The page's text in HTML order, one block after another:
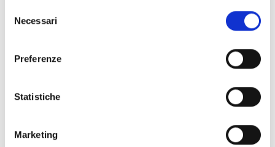
delNecessari
Preferenze
Statistiche
Marketing
La spesa ammissibile, al netto di IVA, per ciascun
Euro.
Ai fini dell’ammissibilità delle spese delle singole MPMI
2.500 Euro
(IVA esclusa) ad impresa, mentre non ci
sono limiti massimi di investimento, tenendo presente
che l’importo massimo delle agevolazioni concedibili è
pari a 50.000 Euro per ciascuna domanda. Il contributo